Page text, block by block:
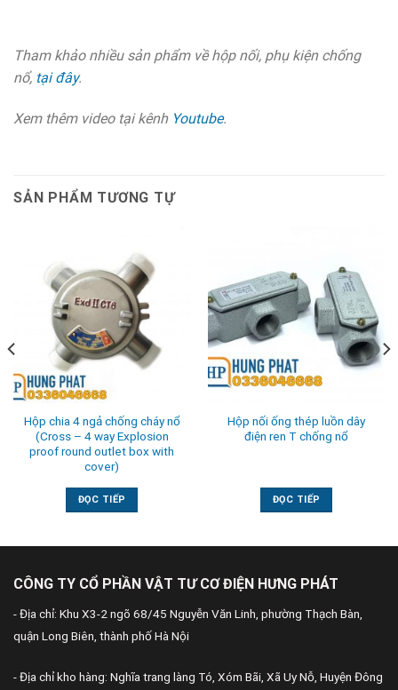
Tham khảo nhiều sản phẩm về hộp nối, phụ kiện chống
nổ, tại đây.
Xem thêm video tại kênh Youtube.
SẢN PHẨM TƯƠNG TỰ
Hộp chia 4 ngả chống cháy nổ
(Cross – 4 way Explosion
proof round outlet box with
cover)
ĐỌC TIẾP
Hộp nối ống thép luồn dây
điện ren T chống nổ
ĐỌC TIẾP
CÔNG TY CỔ PHẦN VẬT TƯ CƠ ĐIỆN HƯNG PHÁT
- Địa chỉ: Khu X3-2 ngõ 68/45 Nguyễn Văn Linh, phường Thạch Bàn,
quận Long Biên, thành phố Hà Nội
- Địa chỉ kho hàng: Nghĩa trang làng Tó, Xóm Bãi, Xã Uy Nỗ, Huyện Đông